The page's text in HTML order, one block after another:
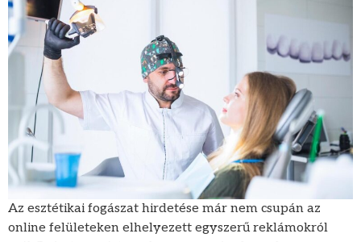
Az esztétikai fogászat hirdetése már nem csupán az
online felületeken elhelyezett egyszerű reklámokról